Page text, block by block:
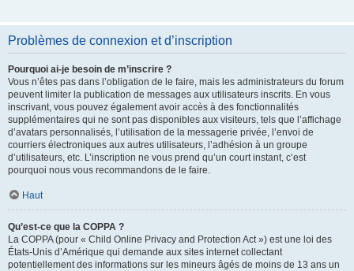
Problèmes de connexion et d’inscription
Pourquoi ai-je besoin de m’inscrire ?
Vous n’êtes pas dans l’obligation de le faire, mais les administrateurs du forum
peuvent limiter la publication de messages aux utilisateurs inscrits. En vous
inscrivant, vous pouvez également avoir accès à des fonctionnalités
supplémentaires qui ne sont pas disponibles aux visiteurs, tels que l’affichage
d’avatars personnalisés, l’utilisation de la messagerie privée, l’envoi de
courriers électroniques aux autres utilisateurs, l’adhésion à un groupe
d’utilisateurs, etc. L’inscription ne vous prend qu’un court instant, c’est
pourquoi nous vous recommandons de le faire.
Haut
Qu’est-ce que la COPPA ?
La COPPA (pour « Child Online Privacy and Protection Act ») est une loi des
États-Unis d’Amérique qui demande aux sites internet collectant
potentiellement des informations sur les mineurs âgés de moins de 13 ans un